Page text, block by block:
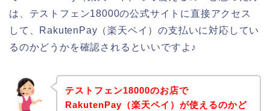
は、テストフェン18000の公式サイトに直接アクセス
して、RakutenPay（楽天ペイ）の支払いに対応してい
るのかどうかを確認されるといいですよ♪
テストフェン18000のお店で
RakutenPay（楽天ペイ）が使えるのかど